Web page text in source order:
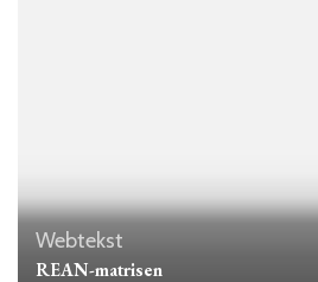
Webtekst
REAN-matrisen